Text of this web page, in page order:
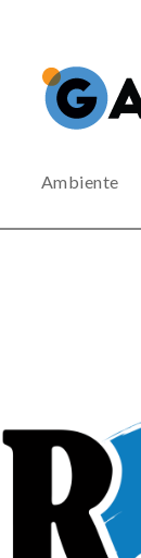
Ambiente